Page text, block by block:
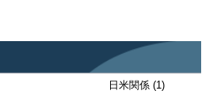
日米関係 (1)